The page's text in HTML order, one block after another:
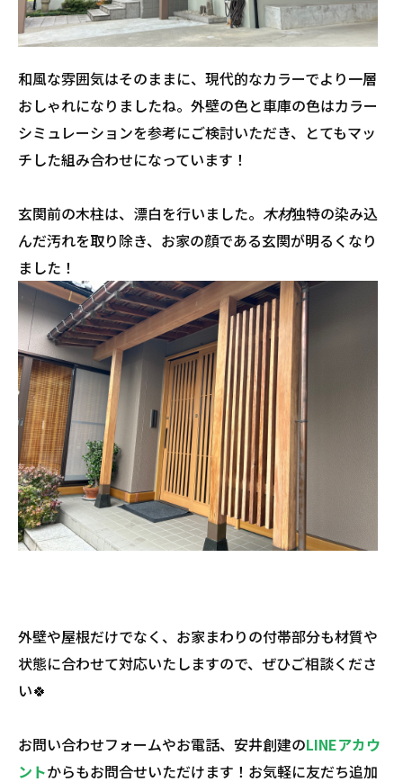
和風な雰囲気はそのままに、現代的なカラーでより一層
おしゃれになりましたね。外壁の色と車庫の色はカラー
シミュレーションを参考にご検討いただき、とてもマッ
チした組み合わせになっています！
玄関前の木柱は、漂白を行いました。 木材独特の染み込
んだ汚れを取り除き、お家の顔である玄関が明るくなり
ました！
外壁や屋根だけでなく、お家まわりの付帯部分も材質や
状態に合わせて対応いたしますので、ぜひご相談くださ
い🍀
お問い合わせフォームやお電話、安井創建のLINEアカウ
ントからもお問合せいただけます！お気軽に友だち追加